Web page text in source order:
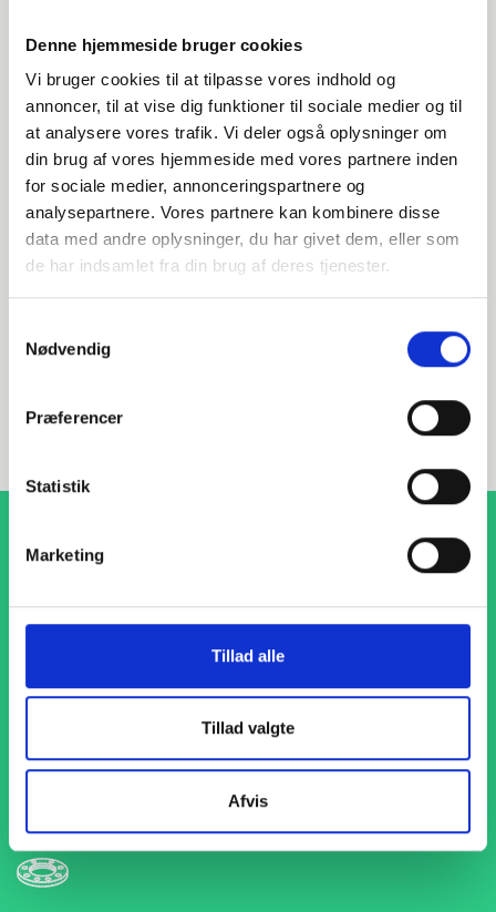
Denne hjemmeside bruger cookies
Vi bruger cookies til at tilpasse vores indhold og
annoncer, til at vise dig funktioner til sociale medier og til
at analysere vores trafik. Vi deler også oplysninger om
din brug af vores hjemmeside med vores partnere inden
for sociale medier, annonceringspartnere og
analysepartnere. Vores partnere kan kombinere disse
data med andre oplysninger, du har givet dem, eller som
de har indsamlet fra din brug af deres tjenester.
Nødvendig
Præferencer
Statistik
Marketing
Tillad alle
Tillad valgte
Afvis
Har du spørgsmål?
Vi står klar til at hjælpe med spørgsmål om produkter,
service eller andet. Kontakt os for professionel rådgivning
og sparring.
1-4 dages levering
Med hurtig levering på kun 1-4 dage sikrer vi, at dine
præcist og til tiden, så du kan holde dit produktionsflow